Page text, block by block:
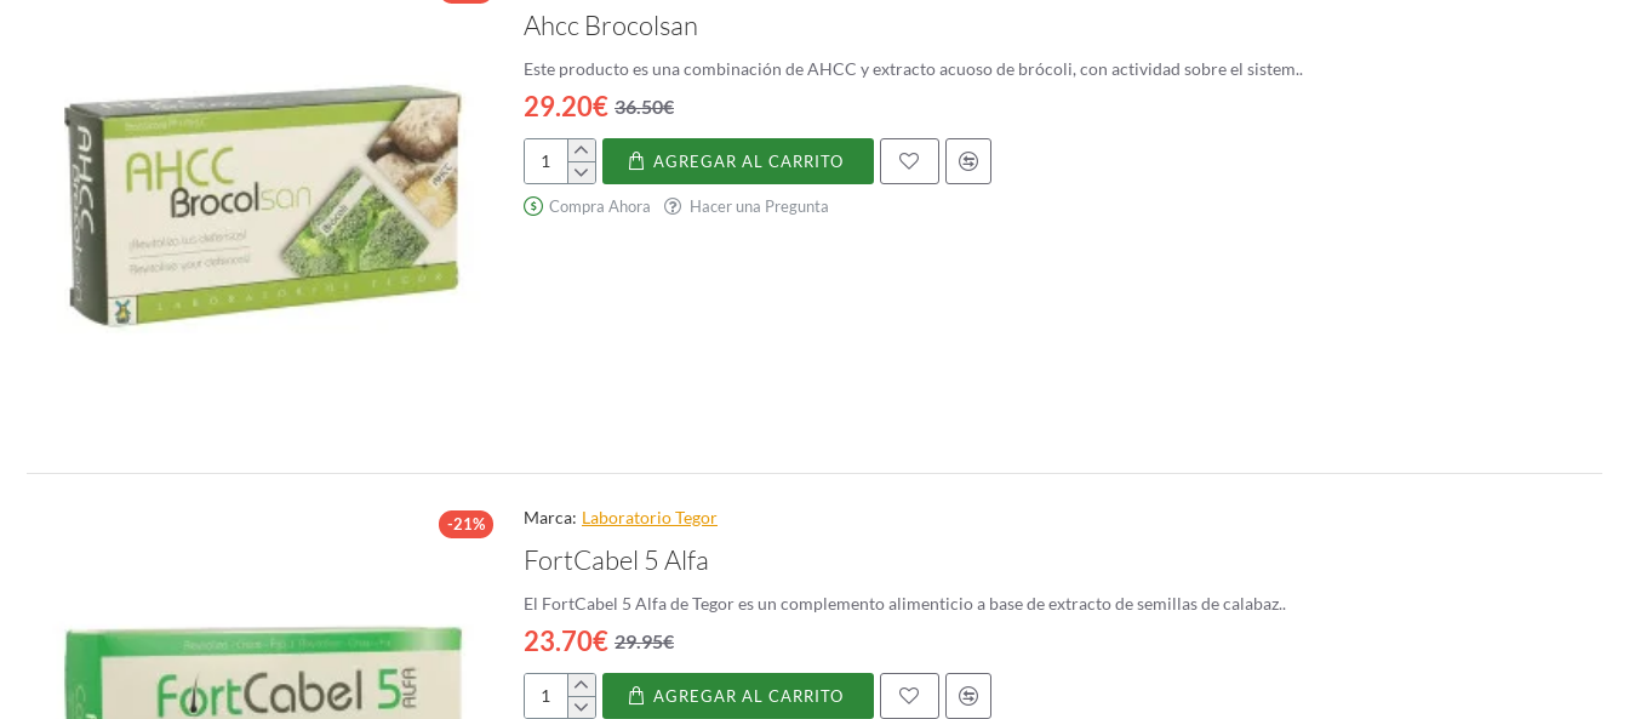
Ahcc Brocolsan
Este producto es una combinación de AHCC y extracto acuoso de brócoli, con actividad sobre el sistem..
29.20€ 36.50€
Ahcc
Brocolsan
AGREGAR AL CARRITO
Compra Ahora Hacer una Pregunta
-21% Marca: Laboratorio Tegor
FortCabel 5 Alfa
El FortCabel 5 Alfa de Tegor es un complemento alimenticio a base de extracto de semillas de calabaz..
23.70€ 29.95€
FortCabel
AGREGAR AL CARRITO